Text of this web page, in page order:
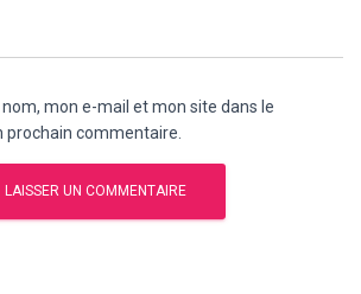
mon e-mail et mon site dans le
commentaire.